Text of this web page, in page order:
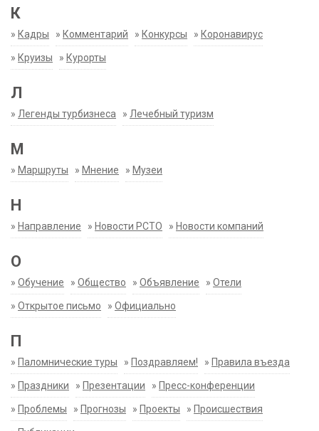
К
» Кадры » Комментарий » Конкурсы » Коронавирус
» Круизы » Курорты
Л
» Легенды турбизнеса » Лечебный туризм
М
» Маршруты » Мнение » Музеи
Н
» Направление » Новости РСТО » Новости компаний
О
» Обучение » Общество » Объявление » Отели
» Открытое письмо » Официально
П
» Паломнические туры » Поздравляем! » Правила въезда
» Праздники » Презентации » Пресс-конференции
» Проблемы » Прогнозы » Проекты » Происшествия